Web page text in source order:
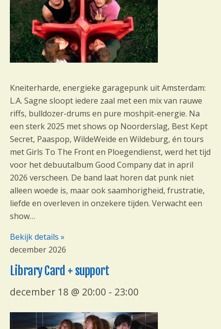
Kneiterharde, energieke garagepunk uit Amsterdam:
L.A. Sagne sloopt iedere zaal met een mix van rauwe
riffs, bulldozer-drums en pure moshpit-energie. Na
een sterk 2025 met shows op Noorderslag, Best Kept
Secret, Paaspop, WildeWeide en Wildeburg, én tours
met Girls To The Front en Ploegendienst, werd het tijd
voor het debuutalbum Good Company dat in april
2026 verscheen. De band laat horen dat punk niet
alleen woede is, maar ook saamhorigheid, frustratie,
liefde en overleven in onzekere tijden. Verwacht een
show…
Bekijk details »
december 2026
Library Card + support
december 18 @ 20:00 - 23:00